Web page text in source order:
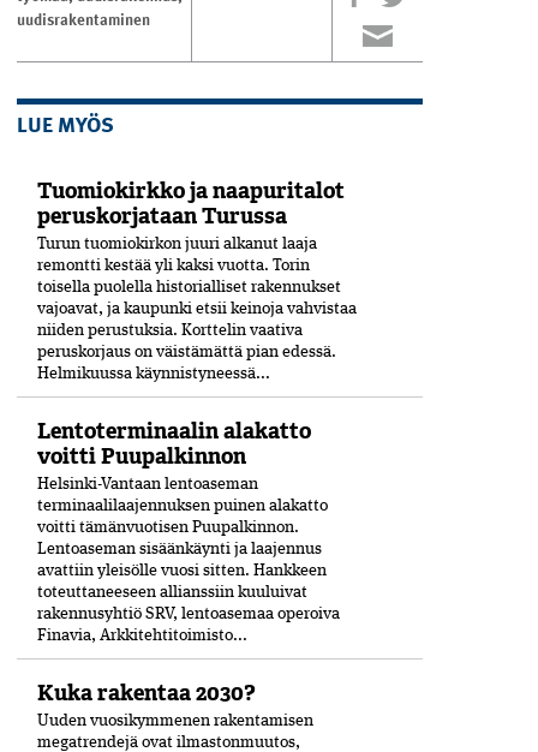
uudisrakentaminen
LUE MYÖS
Tuomiokirkko ja naapuritalot
peruskorjataan Turussa
Turun tuomiokirkon juuri alkanut laaja
remontti kestää yli kaksi vuotta. Torin
toisella puolella historialliset rakennukset
vajoavat, ja kaupunki etsii keinoja vahvistaa
niiden perustuksia. Korttelin vaativa
peruskorjaus on väistämättä pian edessä.
Helmikuussa käynnistyneessä...
Lentoterminaalin alakatto
voitti Puupalkinnon
Helsinki-Vantaan lentoaseman
terminaalilaajennuksen puinen alakatto
voitti tämänvuotisen Puupalkinnon.
Lentoaseman sisäänkäynti ja laajennus
avattiin yleisölle vuosi sitten. Hankkeen
toteuttaneeseen allianssiin kuuluivat
rakennusyhtiö SRV, lentoasemaa operoiva
Finavia, Arkkitehtitoimisto...
Kuka rakentaa 2030?
Uuden vuosikymmenen rakentamisen
megatrendejä ovat ilmastonmuutos,